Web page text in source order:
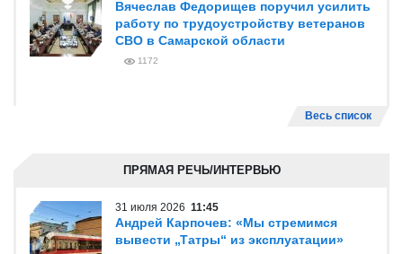
Вячеслав Федорищев поручил усилить
работу по трудоустройству ветеранов
СВО в Самарской области
1172
Весь список
ПРЯМАЯ РЕЧЬ/ИНТЕРВЬЮ
31 июля 2026 11:45
Андрей Карпочев: «Мы стремимся
вывести „Татры“ из эксплуатации»